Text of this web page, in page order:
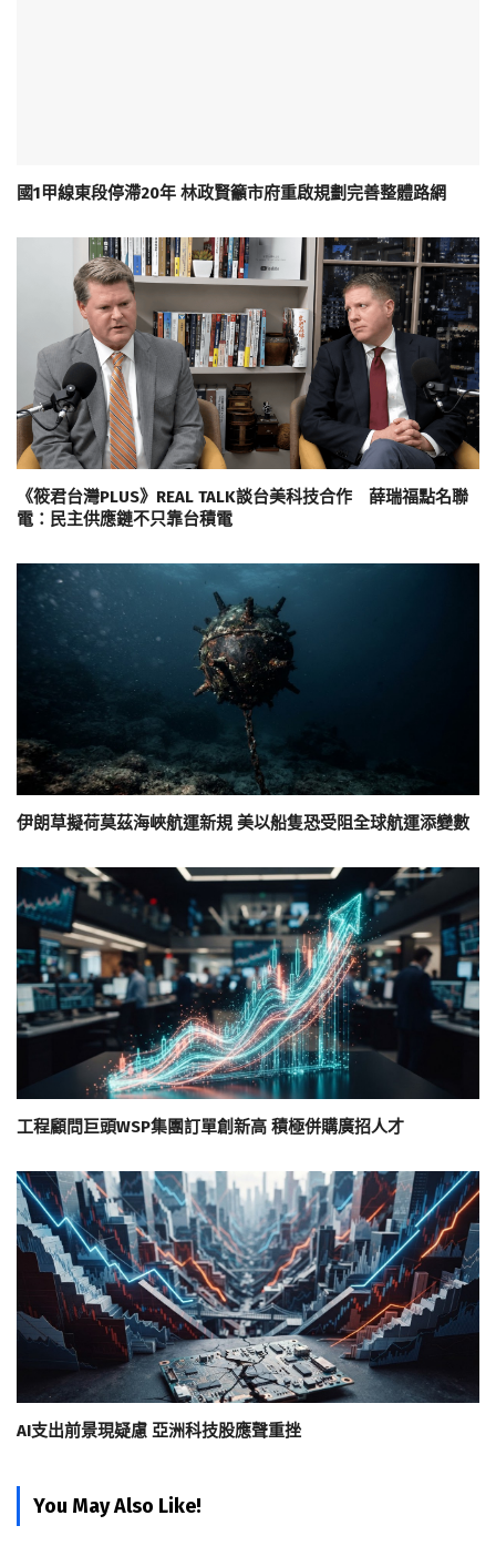
國1甲線東段停滯20年 林政賢籲市府重啟規劃完善整體路網
《筱君台灣PLUS》REAL TALK談台美科技合作 薛瑞福點名聯
電：民主供應鏈不只靠台積電
伊朗草擬荷莫茲海峽航運新規 美以船隻恐受阻全球航運添變數
工程顧問巨頭WSP集團訂單創新高 積極併購廣招人才
AI支出前景現疑慮 亞洲科技股應聲重挫
You May Also Like!